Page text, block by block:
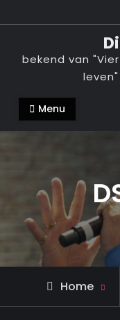
naar
inhoudbekend van
Menu
Home